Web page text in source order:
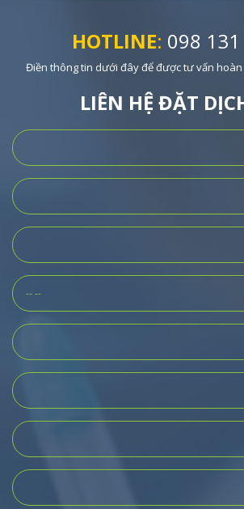
HOTLINE: 098
Điền thông tin dưới đây để được tư vấn hoàn
LIÊN HỆ ĐẶT